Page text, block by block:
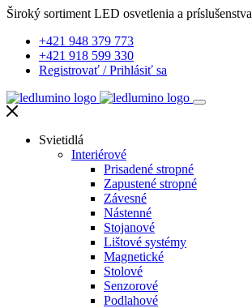
Široký sortiment LED osvetlenia a príslušenstva
+421 948 379 773
+421 918 599 330
Registrovať /Prihlásiť sa
Svietidlá
Interiérové
Prisadené stropné
Zapustené stropné
Závesné
Nástenné
Stojanové
Lištové systémy
Magnetické
Stolové
Senzorové
Podlahové